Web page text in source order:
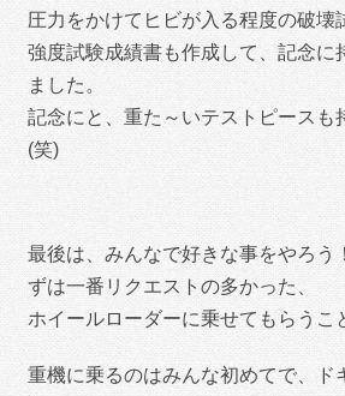
圧力をかけてヒビが入る程度の破壊
強度試験成績書も作成して、記念に
ました。
記念にと、重た～いテストピースも
(笑)
最後は、みんなで好きな事をやろう
ずは一番リクエストの多かった、
ホイールローダーに乗せてもらうこ
重機に乗るのはみんな初めてで、ド